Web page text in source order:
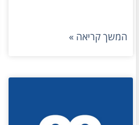
המשך קריאה »